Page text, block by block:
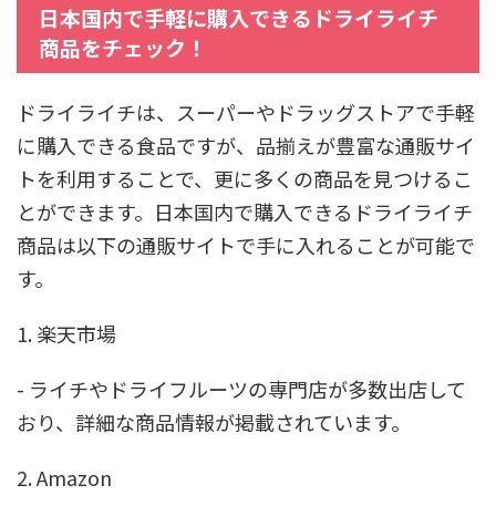
日本国内で手軽に購入できるドライライチ
商品をチェック！
ドライライチは、スーパーやドラッグストアで手軽
に購入できる食品ですが、品揃えが豊富な通販サイ
トを利用することで、更に多くの商品を見つけるこ
とができます。日本国内で購入できるドライライチ
商品は以下の通販サイトで手に入れることが可能で
す。
1. 楽天市場
- ライチやドライフルーツの専門店が多数出店して
おり、詳細な商品情報が掲載されています。
2. Amazon